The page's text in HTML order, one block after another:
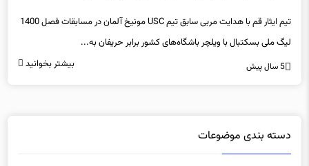
تیم ایثار قم با هدایت مربی سابق تیم USC مونیخ آلمان در مسابقات فصل 1400
لیگ ملی بسکتبال با ویلچر باشگاه‌های کشور برابر حریفان به...
5 سال پیش بیشتر بخوانید
دسته بندی موضوعات